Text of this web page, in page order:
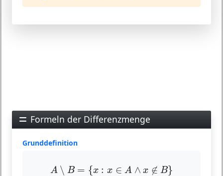
Formeln der Differenzmenge
Grunddefinition
A ∖ B = {x : x ∈ A ∧ x ∉ B}
A∖ ={ ∈A ∧ x }